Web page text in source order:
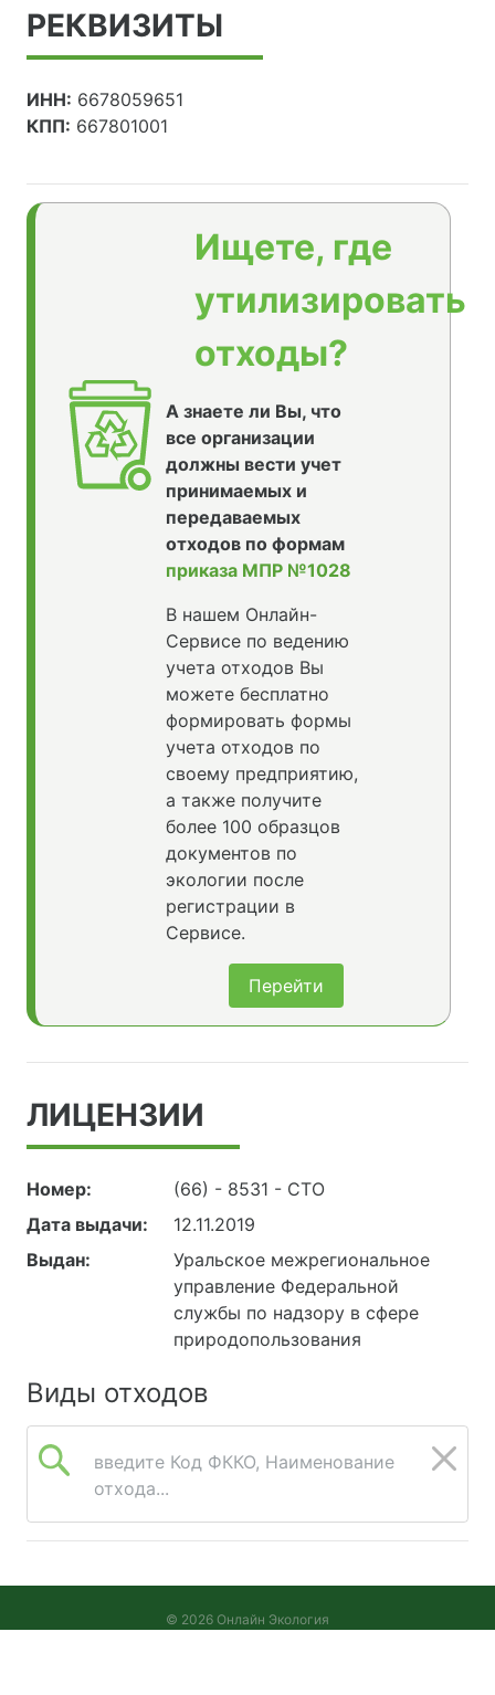
РЕКВИЗИТЫ
ИНН: 6678059651
КПП: 667801001
Ищете, где
утилизировать
отходы?
А знаете ли Вы, что
все организации
должны вести учет
принимаемых и
передаваемых
отходов по формам
приказа МПР №1028
В нашем Онлайн-
Сервисе по ведению
учета отходов Вы
можете бесплатно
формировать формы
учета отходов по
своему предприятию,
а также получите
более 100 образцов
документов по
экологии после
регистрации в
Сервисе.
Перейти
ЛИЦЕНЗИИ
Номер:
(66) - 8531 - СТО
Дата выдачи:
12.11.2019
Выдан:
Уральское межрегиональное
управление Федеральной
службы по надзору в сфере
природопользования
Виды отходов
введите Код ФККО, Наименование
отхода...
© 2026 Онлайн Экология